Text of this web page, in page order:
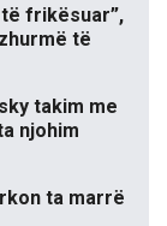
frikësuar”,
të
takim me
njohim
ta marrë